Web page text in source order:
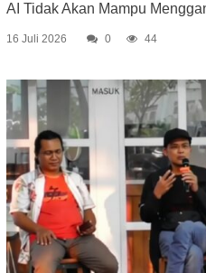
AI Tidak Akan Mampu
16 Juli 2026 0 44